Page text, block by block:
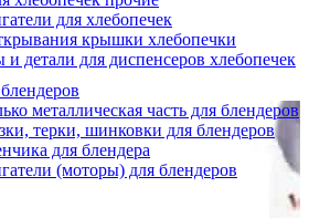
для хлебопечек
крышки хлебопечки
и детали для диспенсеров хлебопечек
металлическая часть для блендеров
терки, шинковки для блендеров
для блендера
(моторы) для блендеров